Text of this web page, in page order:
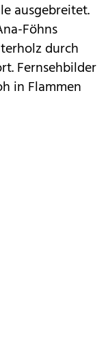
ausgebreitet.
Föhns
durch
Fernsehbilder
in Flammen